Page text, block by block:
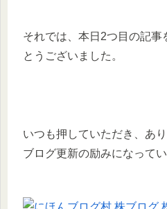
それでは、本日2つ目の記
とうございました。
いつも押していただき、あ
ブログ更新の励みになってい